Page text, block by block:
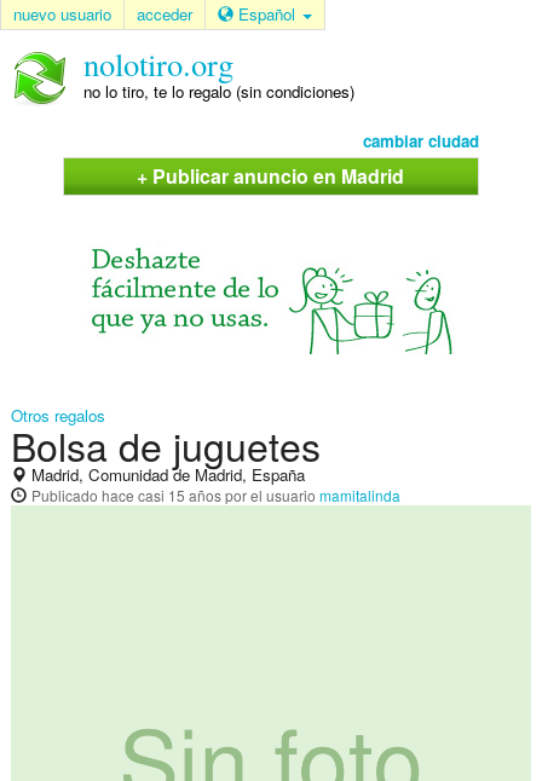
nuevo usuario acceder Español
nolotiro.org
no lo tiro, te lo regalo (sin condiciones)
cambiar ciudad
+ Publicar anuncio en Madrid
Otros regalos
Bolsa de juguetes
Madrid, Comunidad de Madrid, España
Publicado hace casi 15 añospor el usuario mamitalinda